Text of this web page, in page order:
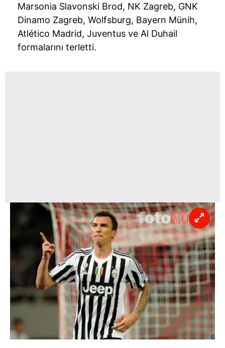
Marsonia Slavonski Brod, NK Zagreb, GNK
Dinamo Zagreb, Wolfsburg, Bayern Münih,
Atlético Madrid, Juventus ve Al Duhail
formalarını terletti.